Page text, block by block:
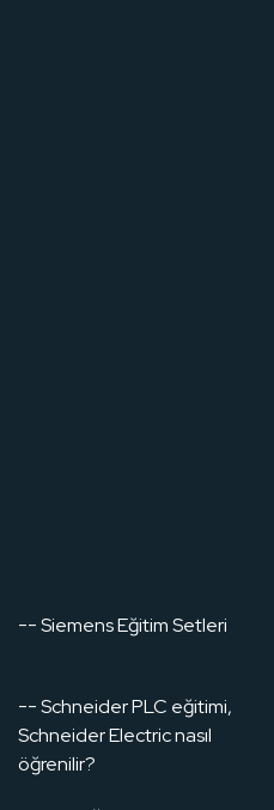
-- Siemens Eğitim Setleri
-- Schneider PLC eğitimi,
Schneider Electric nasıl
öğrenilir?